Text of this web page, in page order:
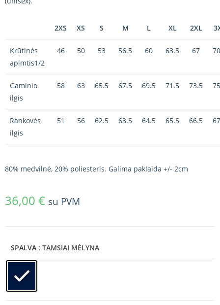
2XS XS S M L XL 2XL
Krūtinės
apimtis1/2
46 50 53 56.5 60 63.5 67
Gaminio
ilgis
58 63 65.5 67.5 69.5 71.5 73.5
Rankovės
ilgis
51 56 62.5 63.5 64.5 65.5 66.5
80% medvilnė, 20% poliesteris. Galima paklaida +/- 2cm
36,00 € su PVM
SPALVA : TAMSIAI MĖLYNA